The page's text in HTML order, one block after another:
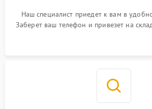
Наш специалист приедет к вам в
Заберет ваш телефон и привезет на